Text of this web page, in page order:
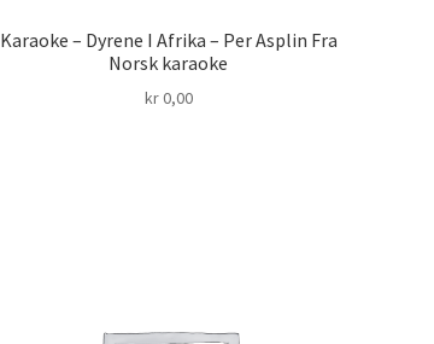
Karaoke – Dyrene I Afrika – Per Asplin Fra
Norsk karaoke
kr0,00